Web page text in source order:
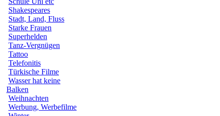
Shakespeares
Stadt, Land, Fluss
Starke Frauen
Superhelden
Tanz-Vergnügen
Tattoo
Telefonitis
Türkische Filme
Wasser hat keine
Balken
Weihnachten
Werbung, Werbefilme